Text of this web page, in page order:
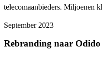
telecomaanbieders. Miljoenen
September 2023
Rebranding naar Odido